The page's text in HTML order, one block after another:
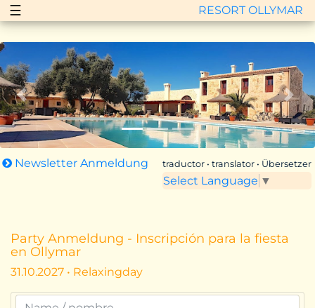
☰ RESORT OLLYMAR
Zurück Vor
Newsletter Anmeldung traductor • translator • Übersetzer
Select Language ▼
Party Anmeldung - Inscripción para la fiesta
en Ollymar
31.10.2027 • Relaxingday